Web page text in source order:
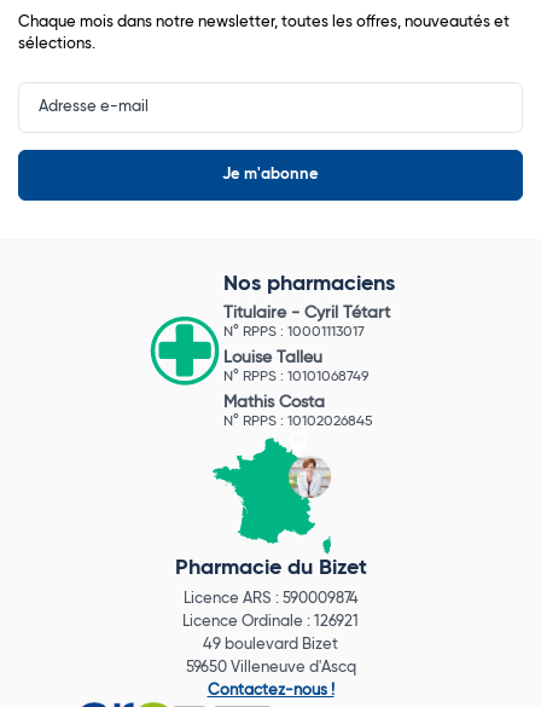
Chaque mois dans notre newsletter, toutes les offres, nouveautés et
sélections.
Input
Newsletter
Nos pharmaciens
Titulaire - Cyril Tétart
N° RPPS : 10001113017
Louise Talleu
N° RPPS : 10101068749
Mathis Costa
N° RPPS : 10102026845
Pharmacie du Bizet
Licence ARS : 590009874
Licence Ordinale : 126921
49 boulevard Bizet
59650 Villeneuve d'Ascq
Contactez-nous !